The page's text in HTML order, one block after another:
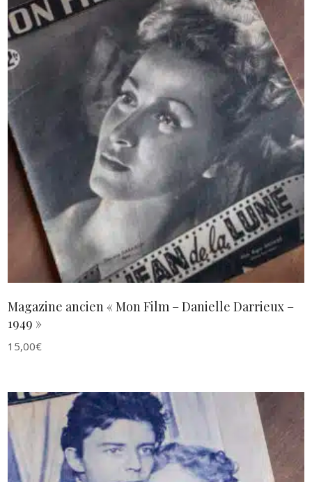
AJOUTER AU PANIER
Magazine ancien « Mon Film – Danielle Darrieux –
1949 »
15,00€